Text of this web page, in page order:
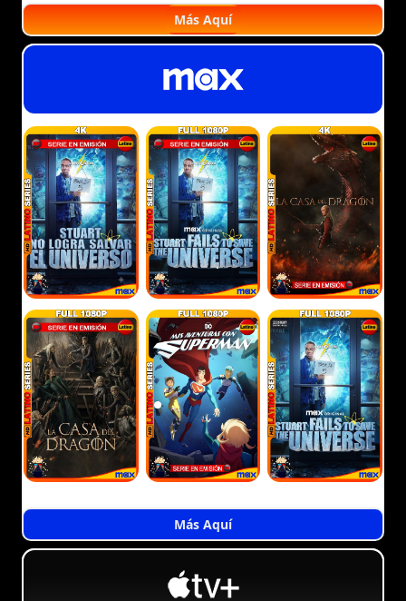
Más Aquí
Más Aquí